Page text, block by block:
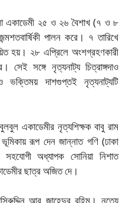
একাডেমী ২৫ ও ২৬ বৈশাখ (৭ ও ৮
পালন করে। ৭ তারিখে
হয়। ২৮ এপ্রিলে অংশগ্রহণকারী
সঙ্গে নৃত্যনাট্য চিত্রাঙ্গদাও
দাশগুপ্তই নৃত্যনাট্যটি
একাডেমীর নৃত্যশিক্ষক বাবু রাম
ভূমিকায় রূপ দেন জান্নাত গণি (ঢাকা
সহযোগী অধ্যাপক সোনিয়া নিশাত
ছাত্র অজিত দে।